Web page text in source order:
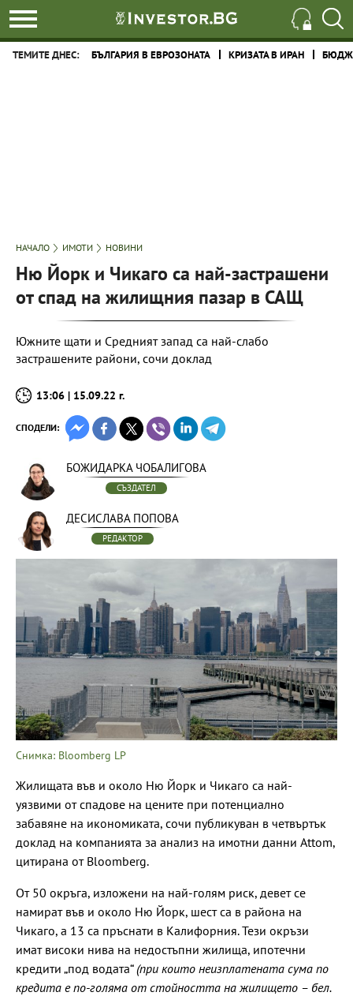
ТЕМИТЕ ДНЕС: БЪЛГАРИЯ В ЕВРОЗОНАТА КРИЗАТА В ИРАН
НАЧАЛО ИМОТИ НОВИНИ
Ню Йорк и Чикаго са най-застрашени
от спад на жилищния пазар в САЩ
Южните щати и Средният запад са най-слабо
застрашените райони, сочи доклад
13:06 | 15.09.22 г.
СПОДЕЛИ:
БОЖИДАРКА ЧОБАЛИГОВА
СЪЗДАТЕЛ
ДЕСИСЛАВА ПОПОВА
РЕДАКТОР
Снимка: Bloomberg LP
Жилищата във и около Ню Йорк и Чикаго са най-
уязвими от спадове на цените при потенциално
забавяне на икономиката, сочи публикуван в четвъртък
доклад на компанията за анализ на имотни данни Attom,
цитирана от Bloomberg.
От 50 окръга, изложени на най-голям риск, девет се
намират във и около Ню Йорк, шест са в района на
Чикаго, а 13 са пръснати в Калифорния. Тези окръзи
имат високи нива на недостъпни жилища, ипотечни
кредити „под водата“(при които неизплатената сума по
кредита е по-голяма от стойността на жилището – бел.